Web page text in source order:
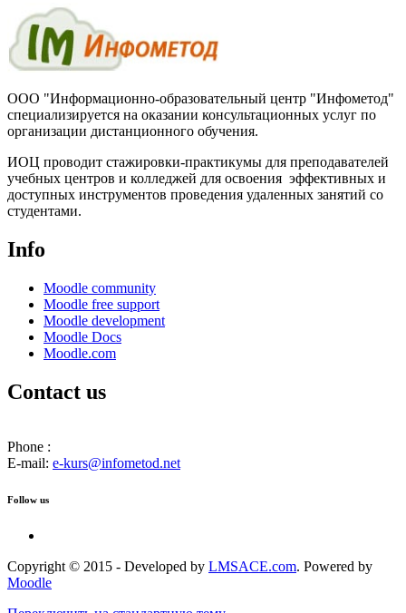
ООО "Информационно-образовательный центр "Инфометод"
специализируется на оказании консультационных услуг по
организации дистанционного обучения.
ИОЦ проводит стажировки-практикумы для преподавателей
учебных центров и колледжей для освоения эффективных и
доступных инструментов проведения удаленных занятий со
студентами.
Info
Moodle community
Moodle free support
Moodle development
Moodle Docs
Moodle.com
Contact us
Phone :
E-mail: e-kurs@infometod.net
Follow us
Copyright © 2015 - Developed by LMSACE.com. Powered by
Moodle